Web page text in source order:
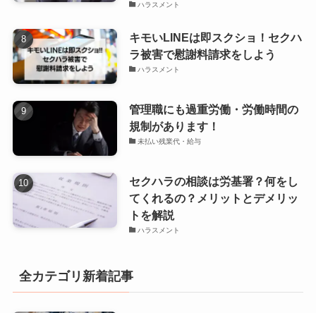
ハラスメント
キモいLINEは即スクショ！セクハ
ラ被害で慰謝料請求をしよう
ハラスメント
管理職にも過重労働・労働時間の
規制があります！
未払い残業代・給与
セクハラの相談は労基署？何をし
てくれるの？メリットとデメリッ
トを解説
ハラスメント
全カテゴリ新着記事